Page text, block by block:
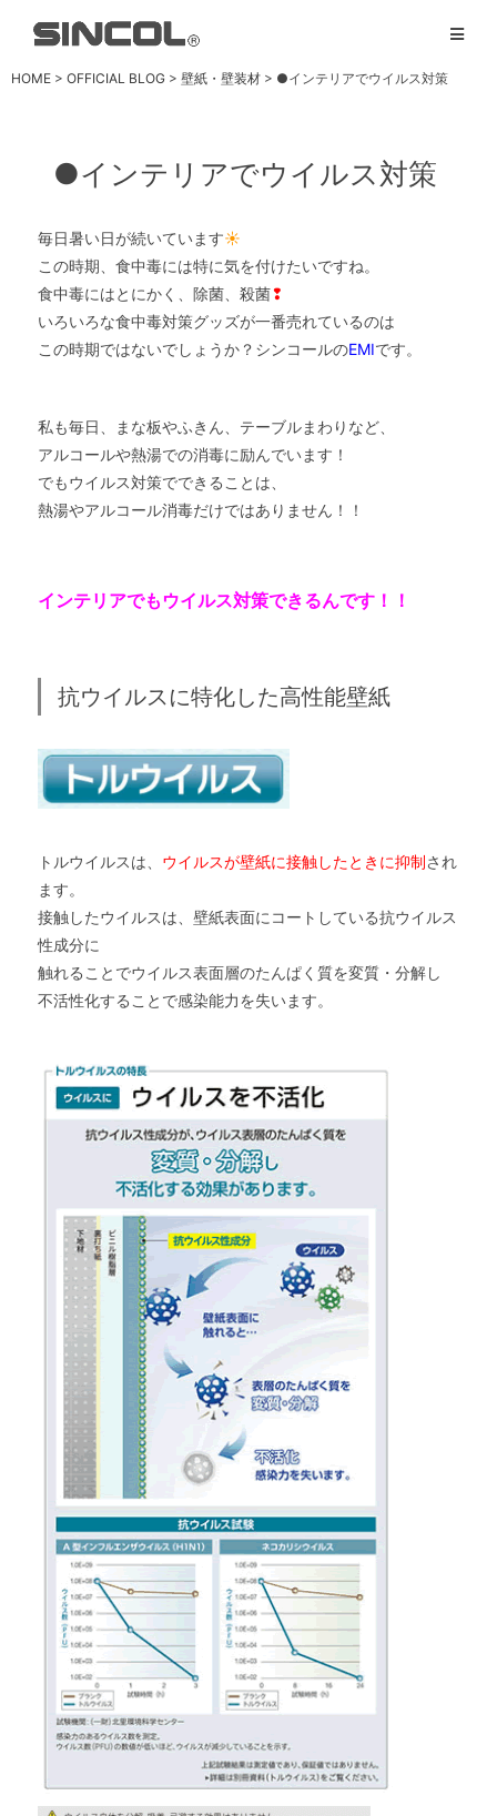
HOME > OFFICIAL BLOG > 壁紙・壁装材 > ●インテリアでウイルス対策
●インテリアでウイルス対策
毎日暑い日が続いています☀
この時期、食中毒には特に気を付けたいですね。
食中毒にはとにかく、除菌、殺菌❢
いろいろな食中毒対策グッズが一番売れているのは
この時期ではないでしょうか？ シンコールのEMIです。
私も毎日、まな板やふきん、テーブルまわりなど、
アルコールや熱湯での消毒に励んでいます！
でもウイルス対策でできることは、
熱湯やアルコール消毒だけではありません！！
インテリアでもウイルス対策できるんです！！
抗ウイルスに特化した高性能壁紙
トルウイルスは、 ウイルスが壁紙に接触したときに抑制され
ます。
接触したウイルスは、壁紙表面にコートしている抗ウイルス
性成分に
触れることでウイルス表面層のたんぱく質を変質・分解し
不活性化することで感染能力を失います。